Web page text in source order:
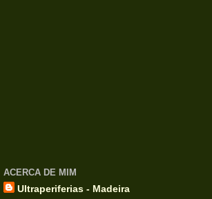
ACERCA DE MIM
Ultraperiferias - Madeira